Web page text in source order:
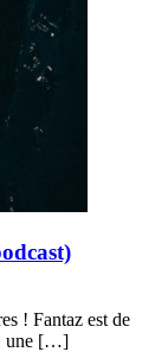
! Fantaz est de
une […]